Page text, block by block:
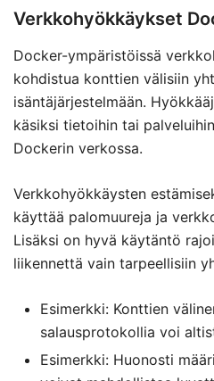
Verkkohyökkäykset
Docker-ympäristöissä
kohdistua konttien välisiin
isäntäjärjestelmään.
käsiksi tietoihin tai
Dockerin verkossa.
Verkkohyökkäysten
käyttää palomuureja ja
Lisäksi on hyvä käytäntö
liikennettä vain tarpeellisiin
Esimerkki: Konttien
salausprotokollia voi
Esimerkki: Huonosti